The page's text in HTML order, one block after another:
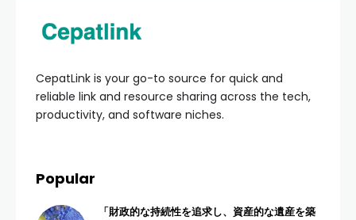
CepatLink is your go-to source for quick and
reliable link and resource sharing across the tech,
productivity, and software niches.
Popular
「財政的な持続性を追求し、資産的な遺産を築